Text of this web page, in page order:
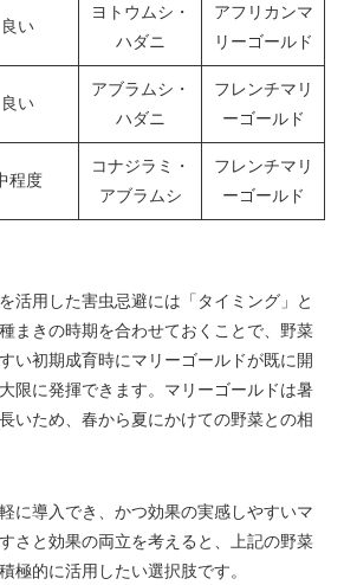
良い
ヨトウムシ・
ハダニ
アフリカンマ
リーゴールド
良い
アブラムシ・
ハダニ
フレンチマリ
ーゴールド
程度
コナジラミ・
アブラムシ
フレンチマリ
ーゴールド
活用した害虫忌避には「タイミング」と
まきの時期を合わせておくことで、野菜
い初期成育時にマリーゴールドが既に開
限に発揮できます。マリーゴールドは暑
いため、春から夏にかけての野菜との相
に導入でき、かつ効果の実感しやすいマ
さと効果の両立を考えると、上記の野菜
極的に活用したい選択肢です。